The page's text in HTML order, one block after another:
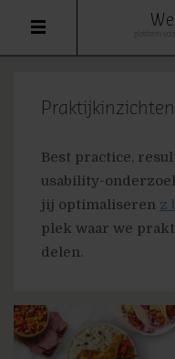
Praktijkinzichten
Best practice,
usability-
jij optimaliseren z
plek waar we
delen.